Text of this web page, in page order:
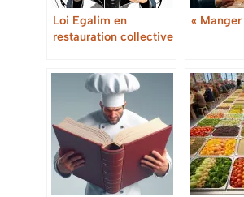
Loi Egalim en
restauration collective
«